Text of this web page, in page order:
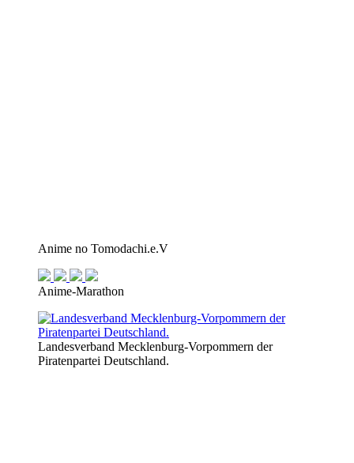
Anime no Tomodachi.e.V
Anime-Marathon
Landesverband Mecklenburg-Vorpommern der
Piratenpartei Deutschland.